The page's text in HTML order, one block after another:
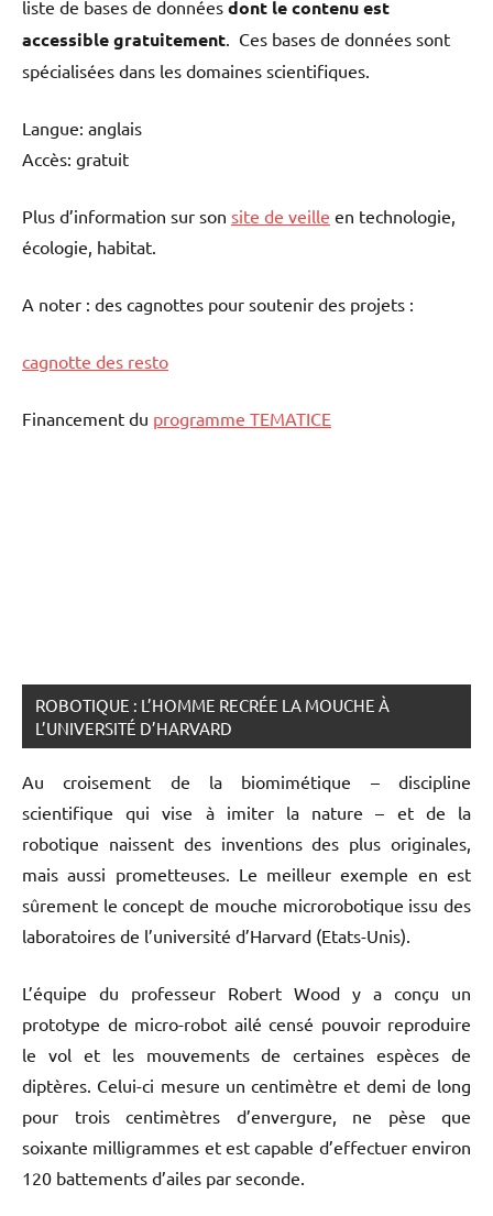
liste de bases de données dont le contenu est
accessible gratuitement . Ces bases de données sont
spécialisées dans les domaines scientifiques.
Langue: anglais
Accès: gratuit
Plus d’information sur son site de veille en technologie,
écologie, habitat.
A noter : des cagnottes pour soutenir des projets :
cagnotte des resto
Financement du programme TEMATICE
ROBOTIQUE : L’HOMME RECRÉE LA MOUCHE À
L’UNIVERSITÉ D’HARVARD
Au croisement de la biomimétique – discipline
scientifique qui vise à imiter la nature – et de la
robotique naissent des inventions des plus originales,
mais aussi prometteuses. Le meilleur exemple en est
sûrement le concept de mouche microrobotique issu des
laboratoires de l’université d’Harvard (Etats-Unis).
L’équipe du professeur Robert Wood y a conçu un
prototype de micro-robot ailé censé pouvoir reproduire
le vol et les mouvements de certaines espèces de
diptères. Celui-ci mesure un centimètre et demi de long
pour trois centimètres d’envergure, ne pèse que
soixante milligrammes et est capable d’effectuer environ
120 battements d’ailes par seconde.